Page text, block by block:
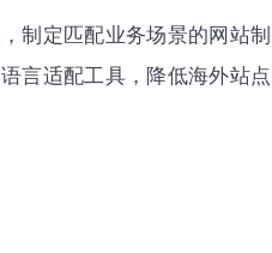
制定匹配业务场景的网站制
言适配工具，降低海外站点